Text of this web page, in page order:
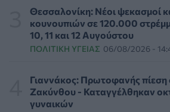
και στα φάρμακα
ΥΓΕΊΑ 07/08/2026 - 17:17
Πέθανε στα 26 της η influencer
καρκίνο
ΕΠΙΚΑΙΡΌΤΗΤΑ 07/08/2026 - 16:41
Θεσσαλονίκη: Νέοι ψεκασμοί
κουνουπιών σε 120.000
10, 11 και 12 Αυγούστου
ΠΟΛΙΤΙΚΉ ΥΓΕΊΑΣ 06/08/2026 -
Γιαννάκος: Πρωτοφανής
Ζακύνθου - Καταγγέλθηκαν
γυναικών